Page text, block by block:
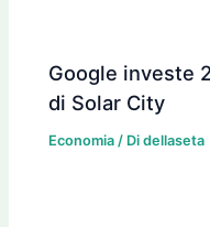
Google investe
di Solar City
Economia / Didellaseta